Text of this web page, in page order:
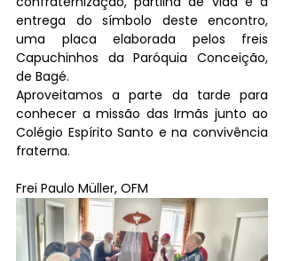
entrega do símbolo deste encontro,
uma placa elaborada pelos freis
Capuchinhos da Paróquia Conceição,
de Bagé.
Aproveitamos a parte da tarde para
conhecer a missão das Irmãs junto ao
Colégio Espírito Santo e na convivência
fraterna.
Frei Paulo Müller, OFM